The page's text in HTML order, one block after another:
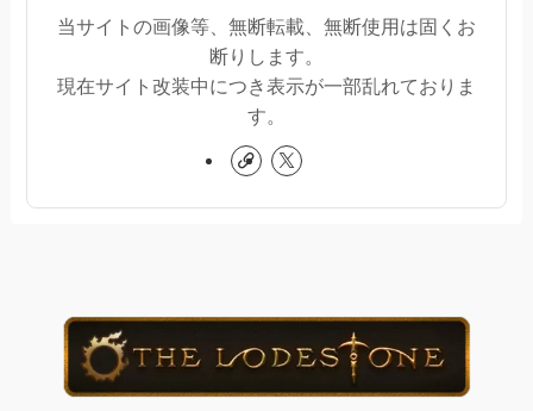
当サイトの画像等、無断転載、無断使用は固くお
断りします。
現在サイト改装中につき表示が一部乱れておりま
す。